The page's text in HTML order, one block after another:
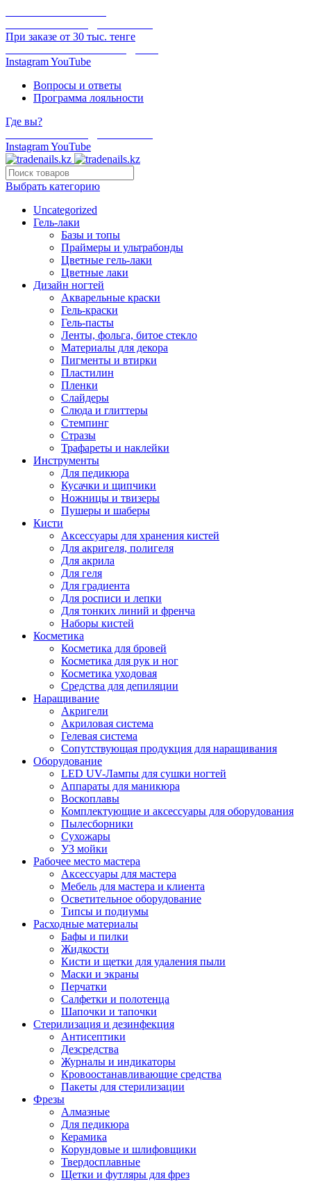
При заказе от 30 тыс. тенге
InstagramYouTube
Вопросы и ответы
Программа лояльности
Где вы?
InstagramYouTube
Выбрать категорию
Uncategorized
Гель-лаки
Базы и топы
Праймеры и ультрабонды
Цветные гель-лаки
Цветные лаки
Дизайн ногтей
Акварельные краски
Гель-краски
Гель-пасты
Ленты, фольга, битое стекло
Материалы для декора
Пигменты и втирки
Пластилин
Пленки
Слайдеры
Слюда и глиттеры
Стемпинг
Стразы
Трафареты и наклейки
Инструменты
Для педикюра
Кусачки и щипчики
Ножницы и твизеры
Пушеры и шаберы
Кисти
Аксессуары для хранения кистей
Для акригеля, полигеля
Для акрила
Для геля
Для градиента
Для росписи и лепки
Для тонких линий и френча
Наборы кистей
Косметика
Косметика для бровей
Косметика для рук и ног
Косметика уходовая
Средства для депиляции
Наращивание
Акригели
Акриловая система
Гелевая система
Сопутствующая продукция для наращивания
Оборудование
LED UV-Лампы для сушки ногтей
Аппараты для маникюра
Воскоплавы
Комплектующие и аксессуары для оборудования
Пылесборники
Сухожары
УЗ мойки
Рабочее место мастера
Аксессуары для мастера
Мебель для мастера и клиента
Осветительное оборудование
Типсы и подиумы
Расходные материалы
Бафы и пилки
Жидкости
Кисти и щетки для удаления пыли
Маски и экраны
Перчатки
Салфетки и полотенца
Шапочки и тапочки
Стерилизация и дезинфекция
Антисептики
Дезсредства
Журналы и индикаторы
Кровоостанавливающие средства
Пакеты для стерилизации
Фрезы
Алмазные
Для педикюра
Керамика
Корундовые и шлифовщики
Твердосплавные
Щетки и футляры для фрез